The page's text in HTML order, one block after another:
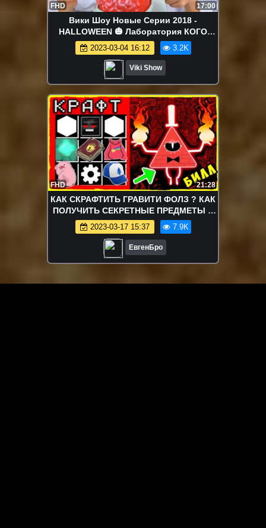
FHD 17:00
Вики Шоу Новые Серии 2018 -
HALLOWEEN 🎃 Лаборатория КОГО
Съели Вика с Мамой? Эксперимент на
ХЕЛЛОУИН / Вики Шоу
2023-03-04 16:12 3.2K
Viki Show
FHD 21:28
КАК СКРАФТИТЬ ГРАВИТИ ФОЛЗ ? КАК
ПОЛУЧИТЬ СЕКРЕТНЫЕ ПРЕДМЕТЫ В
MINECRAFT Защита нуба
2023-03-17 15:37 7.9K
ЕвгенБро